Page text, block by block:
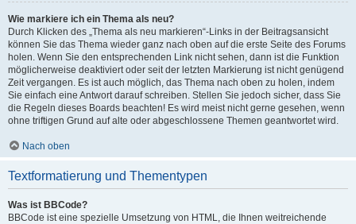
Wie markiere ich ein Thema als neu?
Durch Klicken des „Thema als neu markieren“-Links in der Beitragsansicht
können Sie das Thema wieder ganz nach oben auf die erste Seite des Forums
holen. Wenn Sie den entsprechenden Link nicht sehen, dann ist die Funktion
möglicherweise deaktiviert oder seit der letzten Markierung ist nicht genügend
Zeit vergangen. Es ist auch möglich, das Thema nach oben zu holen, indem
Sie einfach eine Antwort darauf schreiben. Stellen Sie jedoch sicher, dass Sie
die Regeln dieses Boards beachten! Es wird meist nicht gerne gesehen, wenn
ohne triftigen Grund auf alte oder abgeschlossene Themen geantwortet wird.
Nach oben
Textformatierung und Thementypen
Was ist BBCode?
BBCode ist eine spezielle Umsetzung von HTML, die Ihnen weitreichende